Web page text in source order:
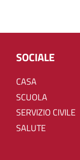
SOCIALE
CASA
SCUOLA
SERVIZIO CIVILE
SALUTE